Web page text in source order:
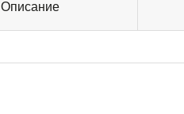
Описание